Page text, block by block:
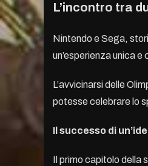
L’incontro tra
Nintendo e Sega,
un’esperienza unica e
L’avvicinarsi delle
potesse celebrare lo
Il successo di
Il primo capitolo della